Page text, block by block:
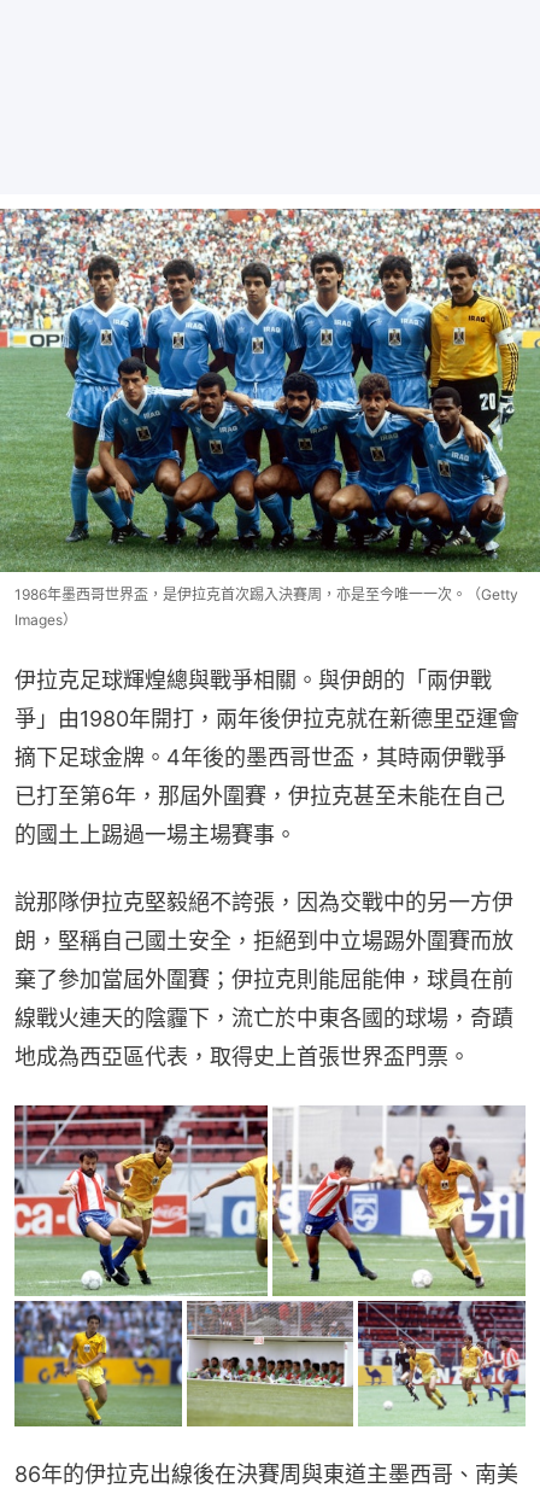
1986年墨西哥世界盃，是伊拉克首次踢入決賽周，亦是至今唯一一次。（Getty
Images）
伊拉克足球輝煌總與戰爭相關。與伊朗的「兩伊戰
爭」由1980年開打，兩年後伊拉克就在新德里亞運會
摘下足球金牌。4年後的墨西哥世盃，其時兩伊戰爭
已打至第6年，那屆外圍賽，伊拉克甚至未能在自己
的國土上踢過一場主場賽事。
說那隊伊拉克堅毅絕不誇張，因為交戰中的另一方伊
朗，堅稱自己國土安全，拒絕到中立場踢外圍賽而放
棄了參加當屆外圍賽；伊拉克則能屈能伸，球員在前
線戰火連天的陰霾下，流亡於中東各國的球場，奇蹟
地成為西亞區代表，取得史上首張世界盃門票。
86年的伊拉克出線後在決賽周與東道主墨西哥、南美